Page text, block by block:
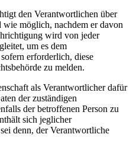
den Verantwortlichen über
möglich, nachdem er davon
wird von jeder
um es dem
erforderlich, diese
zu melden.
als Verantwortlicher dafür
der zuständigen
der betroffenen Person zu
sich jeglicher
denn, der Verantwortliche